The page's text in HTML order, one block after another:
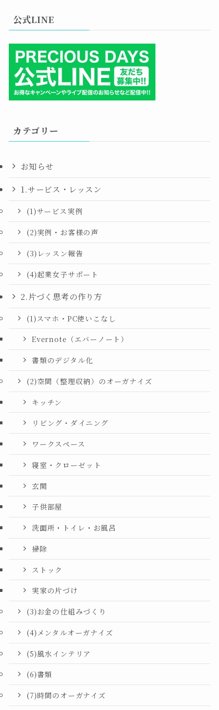
公式LINE
カテゴリー
お知らせ
1.サービス・レッスン
(1)サービス実例
(2)実例・お客様の声
(3)レッスン報告
(4)起業女子サポート
2.片づく思考の作り方
(1)スマホ・PC使いこなし
Evernote（エバーノート）
書類のデジタル化
(2)空間（整理収納）のオーガナイズ
キッチン
リビング・ダイニング
ワークスペース
寝室・クローゼット
玄関
子供部屋
洗面所・トイレ・お風呂
掃除
ストック
実家の片づけ
(3)お金の仕組みづくり
(4)メンタルオーガナイズ
(5)風水インテリア
(6)書類
(7)時間のオーガナイズ